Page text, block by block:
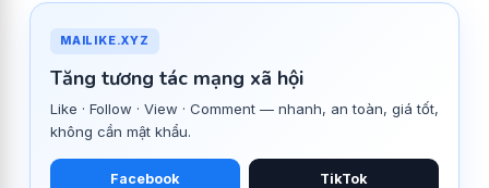
MAILIKE.XYZ
Tăng tương tác mạng xã hội
Like · Follow · View · Comment — nhanh, an toàn, giá tốt,
không cần mật khẩu.
Facebook TikTok